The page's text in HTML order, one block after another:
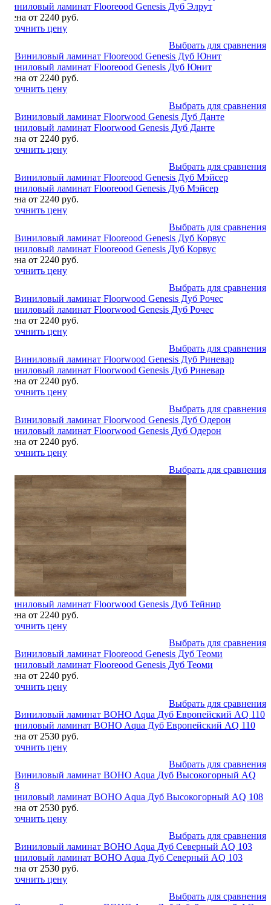
Виниловый ламинат Flooreood Genesis Дуб Элрут
Цена от 2240 руб.
Уточнить цену
Выбрать для сравнения
Виниловый ламинат Flooreood Genesis Дуб Юнит
Цена от 2240 руб.
Уточнить цену
Выбрать для сравнения
Виниловый ламинат Floorwood Genesis Дуб Данте
Цена от 2240 руб.
Уточнить цену
Выбрать для сравнения
Виниловый ламинат Flooreood Genesis Дуб Мэйсер
Цена от 2240 руб.
Уточнить цену
Выбрать для сравнения
Виниловый ламинат Flooreood Genesis Дуб Корвус
Цена от 2240 руб.
Уточнить цену
Выбрать для сравнения
Виниловый ламинат Floorwood Genesis Дуб Рочес
Цена от 2240 руб.
Уточнить цену
Выбрать для сравнения
Виниловый ламинат Floorwood Genesis Дуб Риневар
Цена от 2240 руб.
Уточнить цену
Выбрать для сравнения
Виниловый ламинат Floorwood Genesis Дуб Одерон
Цена от 2240 руб.
Уточнить цену
Выбрать для сравнения
Виниловый ламинат Floorwood Genesis Дуб Тейнир
Цена от 2240 руб.
Уточнить цену
Выбрать для сравнения
Виниловый ламинат Flooreood Genesis Дуб Теоми
Цена от 2240 руб.
Уточнить цену
Выбрать для сравнения
Виниловый ламинат BOHO Aqua Дуб Европейский AQ 110
Цена от 2530 руб.
Уточнить цену
Выбрать для сравнения
Виниловый ламинат BOHO Aqua Дуб Высокогорный AQ 108
Цена от 2530 руб.
Уточнить цену
Выбрать для сравнения
Виниловый ламинат BOHO Aqua Дуб Северный AQ 103
Цена от 2530 руб.
Уточнить цену
Выбрать для сравнения